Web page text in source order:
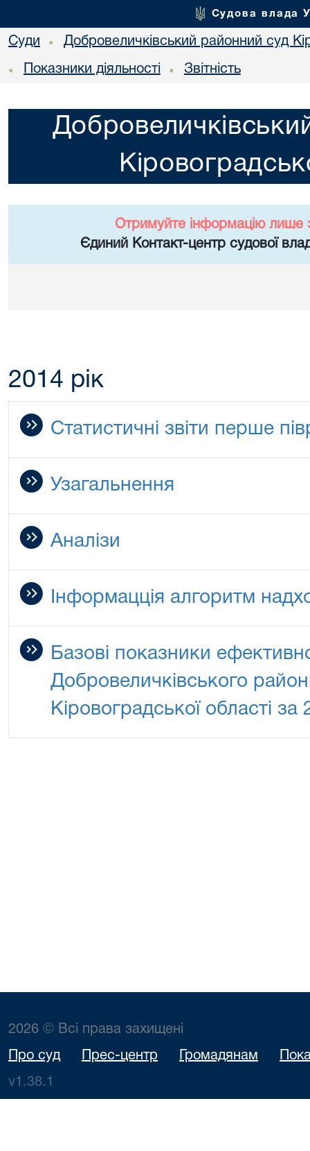
Судова влада
Суди • Добровеличківський районний суд
• Показники діяльності • Звітність
Отримуйте інформацію лише
Єдиний Контакт-центр судової
2014 рік
Статистичні звіти перше
Узагальнення
Аналізи
Інформацція алгоритм
Базові показники
Добровеличківського
Кіровоградської області за
2026 © Всі права захищені
Про суд Прес-центр Громадянам
v1.38.1